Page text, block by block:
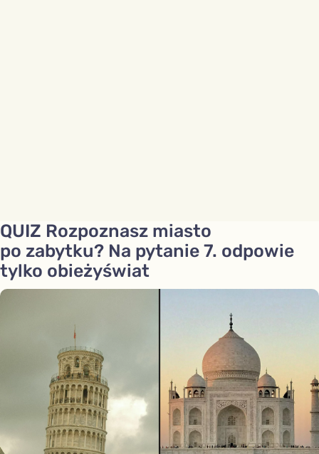
QUIZ Rozpoznasz miasto
po zabytku? Na pytanie 7. odpowie
tylko obieżyświat